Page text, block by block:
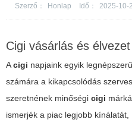
Szerző： Honlap Idő： 2025-10-
Cigi vásárlás és
Acigi napjaink egyik
számára a kikapcsolódás
szeretnének minőségi cigi
ismerjék a piac legjobb